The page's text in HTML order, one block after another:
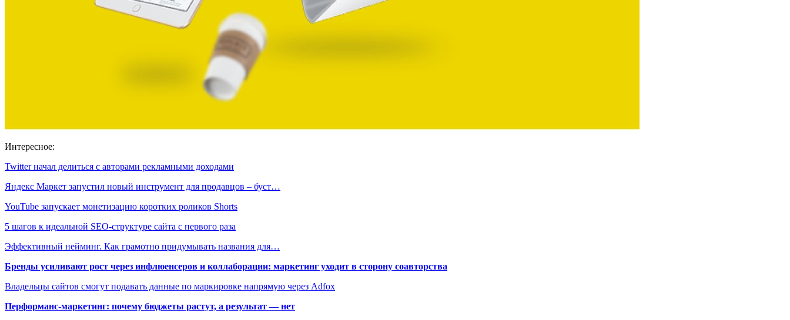
Интересное:
Twitter начал делиться с авторами рекламными доходами
Яндекс Маркет запустил новый инструмент для продавцов – буст…
YouTube запускает монетизацию коротких роликов Shorts
5 шагов к идеальной SEO-структуре сайта с первого раза
Эффективный нейминг. Как грамотно придумывать названия для…
Бренды усиливают рост через инфлюенсеров и коллаборации: маркетинг уходит в сторону соавторства
Владельцы сайтов смогут подавать данные по маркировке напрямую через Adfox
Перформанс-маркетинг: почему бюджеты растут, а результат — нет